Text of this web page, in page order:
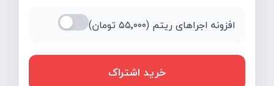
افزونه اجراهای ریتم (۵۵٬۰۰۰تومان)
خرید اشتراک